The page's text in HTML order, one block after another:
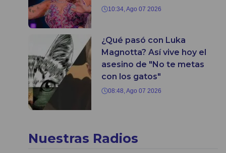
10:34, Ago 07 2026
¿Qué pasó con Luka
Magnotta? Así vive hoy el
asesino de "No te metas
con los gatos"
08:48, Ago 07 2026
Nuestras Radios